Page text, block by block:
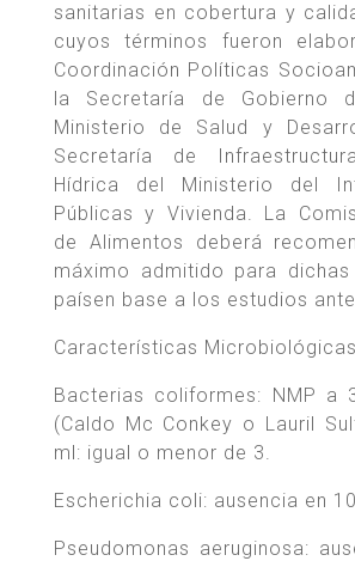
sanitarias en cobertura y
cuyos términos fueron
Coordinación Políticas
la Secretaría de Gobierno
Ministerio de Salud y
Secretaría de
Hídrica del Ministerio del
Públicas y Vivienda. La
de Alimentos deberá
máximo admitido para
paísen base a los estudios
Características
Bacterias coliformes: NMP a
(Caldo Mc Conkey o Lauril
ml: igual o menor de 3.
Escherichia coli: ausencia en
Pseudomonas aeruginosa: